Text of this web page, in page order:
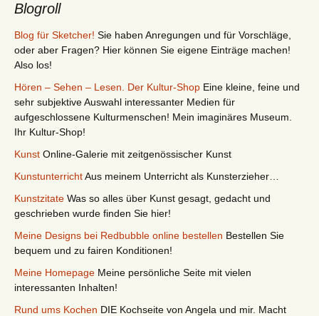
Blogroll
Blog für Sketcher! Sie haben Anregungen und für Vorschläge,
oder aber Fragen? Hier können Sie eigene Einträge machen!
Also los!
Hören – Sehen – Lesen. Der Kultur-Shop Eine kleine, feine und
sehr subjektive Auswahl interessanter Medien für
aufgeschlossene Kulturmenschen! Mein imaginäres Museum.
Ihr Kultur-Shop!
Kunst Online-Galerie mit zeitgenössischer Kunst
KunstunterrichtAus meinem Unterricht als Kunsterzieher…
Kunstzitate Was so alles über Kunst gesagt, gedacht und
geschrieben wurde finden Sie hier!
Meine Designs bei Redbubble online bestellen Bestellen Sie
bequem und zu fairen Konditionen!
Meine Homepage Meine persönliche Seite mit vielen
interessanten Inhalten!
Rund ums Kochen DIE Kochseite von Angela und mir. Macht